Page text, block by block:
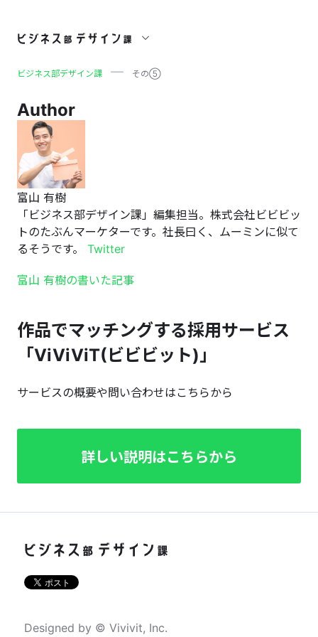
その⑤
ビジネス部デザイン課 その⑤
Author
富山 有樹
「ビジネス部デザイン課」編集担当。株式会社ビビビッ
トのたぶんマーケターです。社長曰く、ムーミンに似て
るそうです。 Twitter
富山 有樹の書いた記事
作品でマッチングする採用サービス
「ViViViT(ビビビット)」
サービスの概要や問い合わせはこちらから
詳しい説明はこちらから
Designed by © Vivivit, Inc.